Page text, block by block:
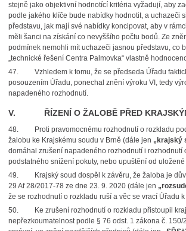
stejně jako objektivní hodnotící kritéria vyžadují, aby
podle jakého klíče bude nabídky hodnotit, a uchazeči
představu, jak mají své nabídky koncipovat, aby v
měli šanci na získání co nevyššího počtu bodů. Ze
podmínek nemohli mít uchazeči jasnou představu, co
„technické řešení Centra Palmovka“ vlastně
47.
Vzhledem k tomu, že se předseda Úřadu
posouzením Úřadu, ponechal znění výroku VI, tedy
napadeného rozhodnutí.
V. ŘÍZENÍ O ŽALOBĚ PŘED
48.
Proti pravomocnému rozhodnutí o rozkladu
žalobu ke Krajskému soudu v Brně (dále jen „krajský
domáhal zrušení napadeného rozhodnutí i rozhodnutí
podstatného snížení pokuty, nebo upuštění od uložené
49.
Krajský soud dospěl k závěru, že žaloba je
29 Af 28/2017-78 ze dne 23. 9. 2020 (dále jen
že se rozhodnutí o rozkladu ruší a věc se vrací Úřadu
50.
Ke zrušení rozhodnutí o rozkladu přistoupil
nepřezkoumatelnost podle § 76 odst. 1 zákona č. 150/